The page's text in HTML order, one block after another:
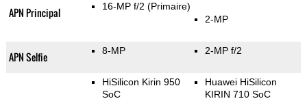
APN Principal 16-MP f/2 (Primaire)
2-MP
APN Selfie 8-MP 2-MP f/2
HiSilicon Kirin 950
SoC
Huawei HiSilicon
KIRIN 710 SoC